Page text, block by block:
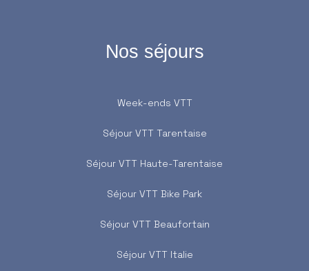
Nos séjours
Week-ends VTT
Séjour VTT Tarentaise
Séjour VTT Haute-Tarentaise
Séjour VTT Bike Park
Séjour VTT Beaufortain
Séjour VTT Italie